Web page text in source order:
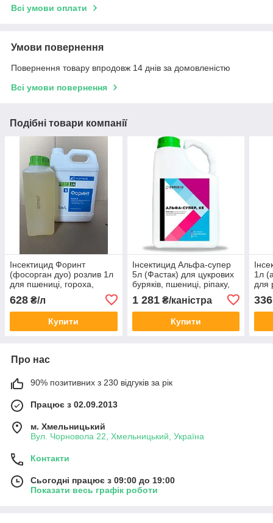
Всі умови оплати
Умови повернення
Повернення товару впродовж 14 днів за домовленістю
Всі умови повернення
Подібні товари компанії
Інсектицид Форинт
(фосорган дуо) розлив 1л
для пшениці, гороха,
(Хлорпірифос, 500 г / л +
циперметрин, 50 г / л)
628 ₴/л
Купити
Інсектицид Альфа-супер
5л (Фастак) для цукрових
буряків, пшениці, ріпаку,
1 281₴/каністра
Купити
1л
для
336
Про нас
90% позитивних з 230 відгуків за рік
Працює з 02.09.2013
м. Хмельницький
Вул. Чорновола 22, Хмельницький, Україна
Контакти
Сьогодні працює з 09:00 до 19:00
Показати весь графік роботи